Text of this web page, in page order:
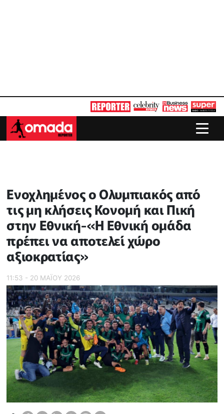
Ενοχλημένος ο Ολυμπιακός από
τις μη κλήσεις Κονομή και Πική
στην Εθνική-«Η Εθνική ομάδα
πρέπει να αποτελεί χώρο
αξιοκρατίας»
11:53 - 20 ΜΑΪ́ΟΥ 2026